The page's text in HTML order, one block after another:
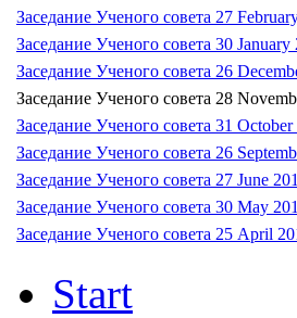
Заседание Ученого совета 27
Заседание Ученого совета 30 January
Заседание Ученого совета 26
Заседание Ученого совета 28
Заседание Ученого совета 31 October
Заседание Ученого совета 26
Заседание Ученого совета 27 June
Заседание Ученого совета 30 May
Заседание Ученого совета 25 April
Start